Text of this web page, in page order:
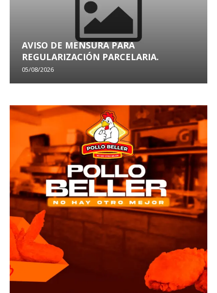
AVISO DE MENSURA PARA
REGULARIZACIÓN PARCELARIA.
05/08/2026